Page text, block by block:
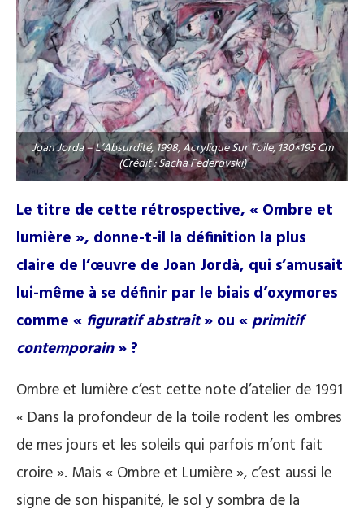
Joan Jorda – L’Absurdité, 1998, Acrylique Sur Toile, 130×195 Cm
(Crédit : Sacha Federovski)
Le titre de cette rétrospective, « Ombre et
lumière », donne-t-il la définition la plus
claire de l’œuvre de Joan Jordà, qui s’amusait
lui-même à se définir par le biais d’oxymores
comme « figuratif abstrait» ou «primitif
contemporain» ?
Ombre et lumière c’est cette note d’atelier de 1991
« Dans la profondeur de la toile rodent les ombres
de mes jours et les soleils qui parfois m’ont fait
croire ». Mais « Ombre et Lumière », c’est aussi le
signe de son hispanité, le sol y sombra de la